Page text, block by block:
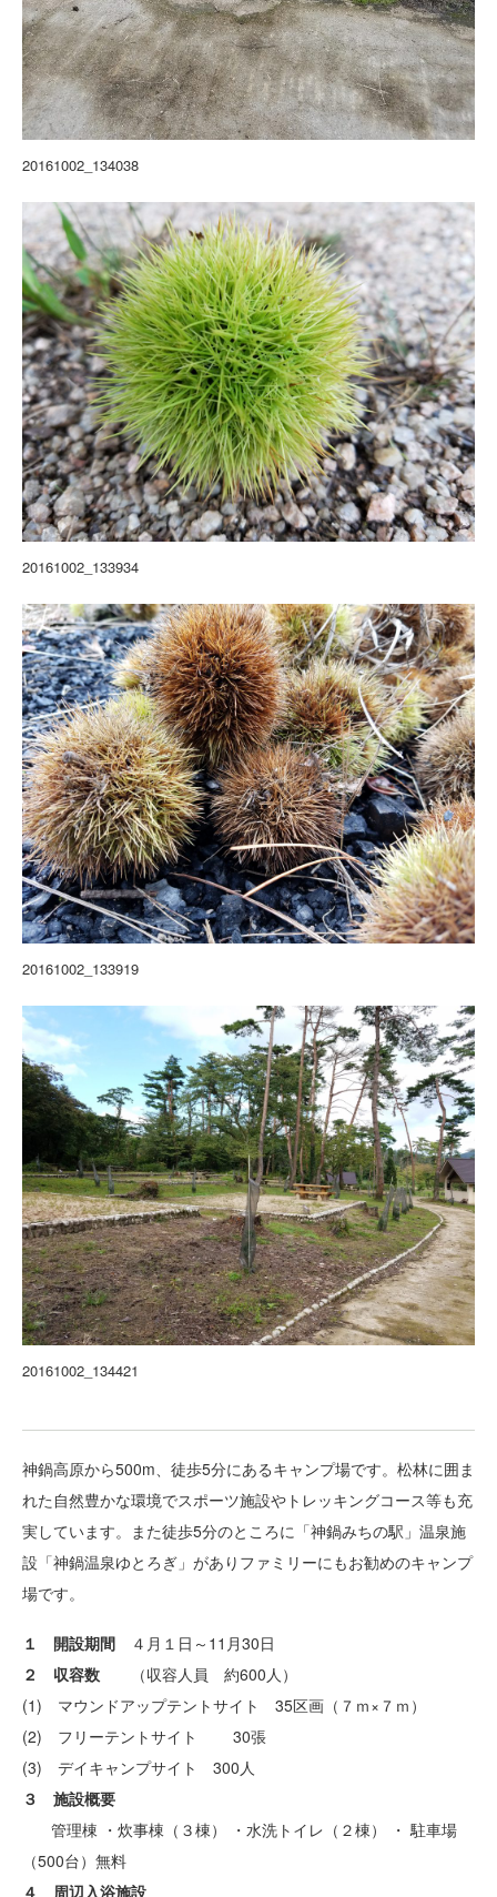
20161002_134038
20161002_133934
20161002_133919
20161002_134421
神鍋高原から500m、徒歩5分にあるキャンプ場です。松林に囲ま
れた自然豊かな環境でスポーツ施設やトレッキングコース等も充
実しています。また徒歩5分のところに「神鍋みちの駅」温泉施
設「神鍋温泉ゆとろぎ」がありファミリーにもお勧めのキャンプ
場です。
１ 開設期間 ４月１日～11月30日
２ 収容数 （収容人員 約600人）
(1) マウンドアップテントサイト 35区画（７ｍ×７ｍ）
(2) フリーテントサイト 30張
(3) デイキャンプサイト 300人
３ 施設概要
管理棟 ・炊事棟（３棟） ・水洗トイレ（２棟） ・ 駐車場
（500台）無料
４ 周辺入浴施設